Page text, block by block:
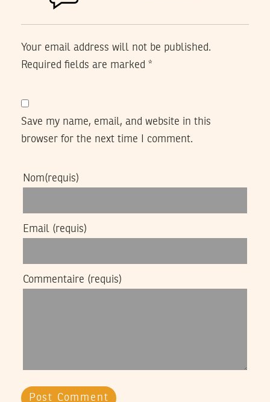
Your email address will not be published.
Required fields are marked *
Save my name, email, and website in this
browser for the next time I comment.
Nom(requis)
Email (requis)
Commentaire (requis)